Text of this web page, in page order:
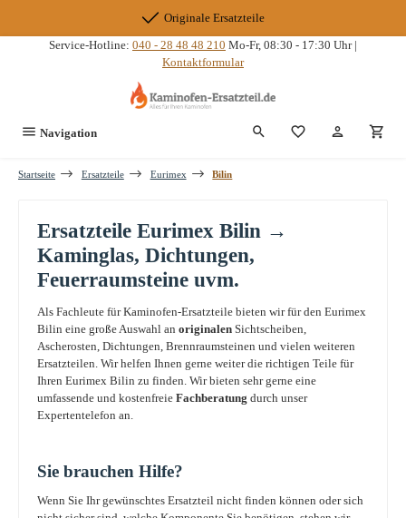
Originale Ersatzteile
Service-Hotline: 040 - 28 48 48 210 Mo-Fr, 08:30 - 17:30 Uhr |
Kontaktformular
Navigation Du hast 0
Startseite Ersatzteile Eurimex Bilin
Ersatzteile Eurimex Bilin →
Kaminglas, Dichtungen,
Feuerraumsteine uvm.
Als Fachleute für Kaminofen-Ersatzteile bieten wir für den Eurimex
Bilin eine große Auswahl an originalen Sichtscheiben,
Ascherosten, Dichtungen, Brennraumsteinen und vielen weiteren
Ersatzteilen. Wir helfen Ihnen gerne weiter die richtigen Teile für
Ihren Eurimex Bilin zu finden. Wir bieten sehr gerne eine
umfassende und kostenfreie Fachberatung durch unser
Expertentelefon an.
Sie brauchen Hilfe?
Wenn Sie Ihr gewünschtes Ersatzteil nicht finden können oder sich